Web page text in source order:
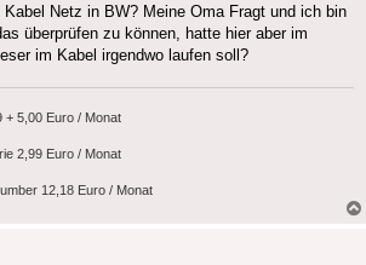
Netz in BW? Meine Oma Fragt und ich bin
überprüfen zu können, hatte hier aber im
im Kabel irgendwo laufen soll?
+ 5,00 Euro / Monat
2,99 Euro / Monat
12,18 Euro / Monat